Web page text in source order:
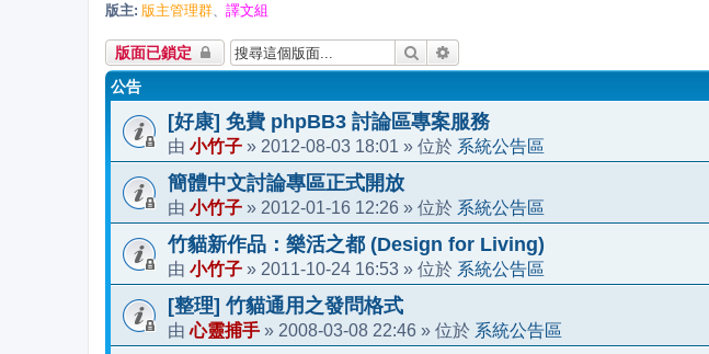
版主: 版主管理群 譯文組
版面已鎖定 搜尋
公告
[好康] 免費 phpBB3 討論區專案服務
由 小竹子 » 2012-08-03 18:01 » 位於 系統公告區
簡體中文討論專區正式開放
由 小竹子 » 2012-01-16 12:26 » 位於 系統公告區
竹貓新作品：樂活之都 (Design for Living)
由 小竹子 » 2011-10-24 16:53 » 位於 系統公告區
[整理] 竹貓通用之發問格式
由心靈捕手 » 2008-03-08 22:46 » 位於 系統公告區